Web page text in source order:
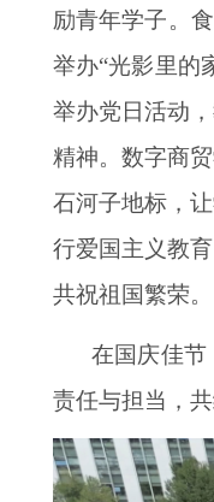
励青年学子。
举办“光影里的
举办党日活动
精神。数字商
石河子地标，
行爱国主义教
共祝祖国繁荣。
在国庆佳节
责任与担当，